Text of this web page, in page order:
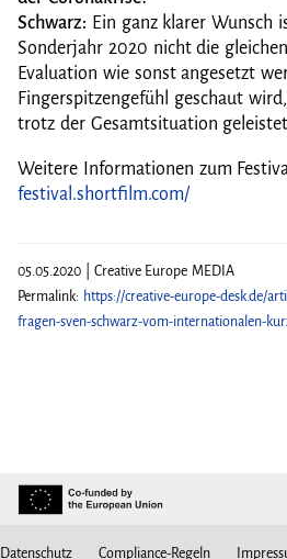
Schwarz: Ein ganz klarer Wunsch
Sonderjahr 2020 nicht die
Evaluation wie sonst angesetzt
Fingerspitzengefühl geschaut
trotz der Gesamtsituation
Weitere Informationen zum
festival.shortfilm.com/
05.05.2020 | Creative Europe MEDIA
Permalink: https://creative-europe-desk.de/
fragen-sven-schwarz-vom-internationalen-
Datenschutz Compliance-Regeln